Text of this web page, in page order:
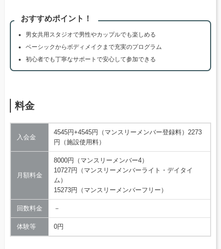
おすすめポイント！
男女共用スタジオで男性やカップルでも楽しめる
ベーシックからボディメイクまで充実のプログラム
初心者でも丁寧なサポートで安心して参加できる
料金
入会金
4545円+4545円（マンスリーメンバー登録料）2273
円（施設使用料）
月額料金
8000円（マンスリーメンバー4）
10727円（マンスリーメンバーライト・デイタイ
ム）
15273円（マンスリーメンバーフリー）
回数料金 －
体験等 0円